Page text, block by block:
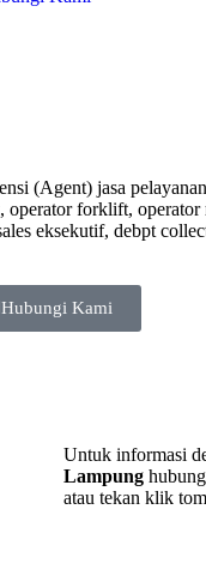
(Agent) jasa
operator forklift,
eksekutif, debpt
Hubungi Kami
Untuk informasi
Lampung
atau tekan klik